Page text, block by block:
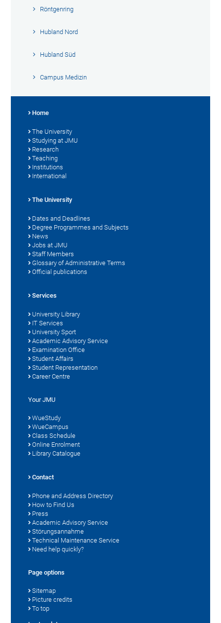
Röntgenring
Hubland Nord
Hubland Süd
Campus Medizin
Home
The University
Studying at JMU
Research
Teaching
Institutions
International
The University
Dates and Deadlines
Degree Programmes and Subjects
News
Jobs at JMU
Staff Members
Glossary of Administrative Terms
Official publications
Services
University Library
IT Services
University Sport
Academic Advisory Service
Examination Office
Student Affairs
Student Representation
Career Centre
Your JMU
WueStudy
WueCampus
Class Schedule
Online Enrolment
Library Catalogue
Contact
Phone and Address Directory
How to Find Us
Press
Academic Advisory Service
Störungsannahme
Technical Maintenance Service
Need help quickly?
Page options
Sitemap
Picture credits
To top